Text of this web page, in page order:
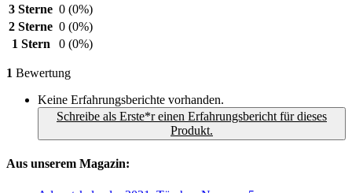
3 Sterne 0 (0%)
2 Sterne 0 (0%)
1 Stern
0 (0%)
1 Bewertung
Keine Erfahrungsberichte vorhanden.
Schreibe als Erste*r einen Erfahrungsbericht für dieses
Produkt.
Aus unserem Magazin: